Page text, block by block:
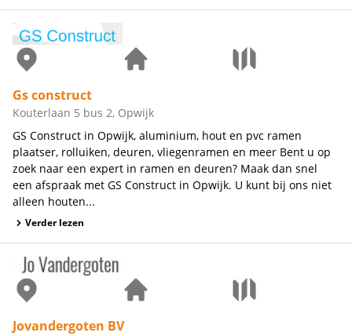
Gs construct
Kouterlaan 5 bus 2, Opwijk
GS Construct in Opwijk, aluminium, hout en pvc ramen
plaatser, rolluiken, deuren, vliegenramen en meer Bent u op
zoek naar een expert in ramen en deuren? Maak dan snel
een afspraak met GS Construct in Opwijk. U kunt bij ons niet
alleen houten...
Verder lezen
Jovandergoten BV